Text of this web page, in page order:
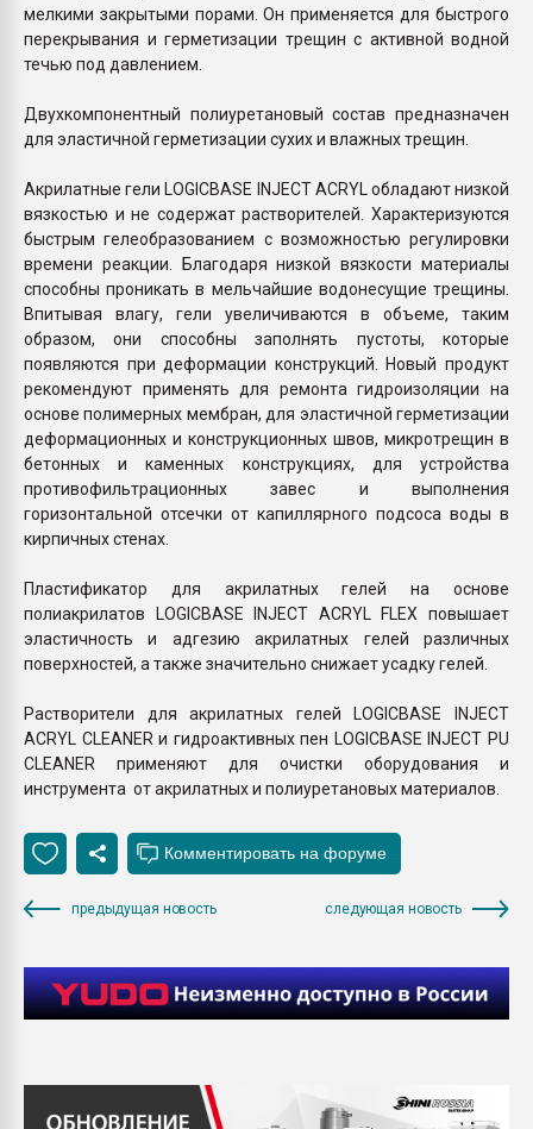
мелкими закрытыми порами. Он применяется для быстрого
перекрывания и герметизации трещин с активной водной
течью под давлением.
Двухкомпонентный полиуретановый состав предназначен
для эластичной герметизации сухих и влажных трещин.
Акрилатные гели LOGICBASE INJECT ACRYL обладают низкой
вязкостью и не содержат растворителей. Характеризуются
быстрым гелеобразованием с возможностью регулировки
времени реакции. Благодаря низкой вязкости материалы
способны проникать в мельчайшие водонесущие трещины.
Впитывая влагу, гели увеличиваются в объеме, таким
образом, они способны заполнять пустоты, которые
появляются при деформации конструкций. Новый продукт
рекомендуют применять для ремонта гидроизоляции на
основе полимерных мембран, для эластичной герметизации
деформационных и конструкционных швов, микротрещин в
бетонных и каменных конструкциях, для устройства
противофильтрационных завес и выполнения
горизонтальной отсечки от капиллярного подсоса воды в
кирпичных стенах.
Пластификатор для акрилатных гелей на основе
полиакрилатов LOGICBASE INJECT ACRYL FLEX повышает
эластичность и адгезию акрилатных гелей различных
поверхностей, а также значительно снижает усадку гелей.
Растворители для акрилатных гелей LOGICBASE INJECT
ACRYL CLEANER и гидроактивных пен LOGICBASE INJECT PU
CLEANER применяют для очистки оборудования и
инструмента от акрилатных и полиуретановых материалов.
предыдущая новость следующая новость